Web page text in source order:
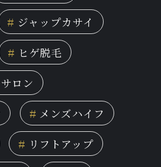
# ジャップカサイ
# ヒゲ脱毛
ロン
# メンズハイフ
# リフトアップ